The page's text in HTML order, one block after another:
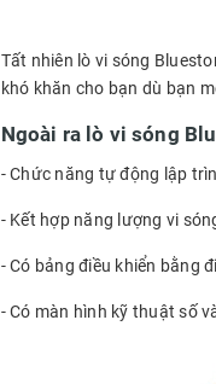
Tất nhiên lò vi sóng
khó khăn cho bạn dù bạn
Ngoài ra lò vi sóng
- Chức năng tự động lập
- Kết hợp năng lượng vi
- Có bảng điều khiển bằng
- Có màn hình kỹ thuật số